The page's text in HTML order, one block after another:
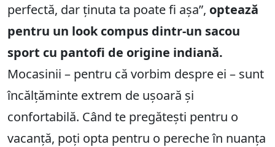
perfectă, dar ținuta ta poate fi așa”, optează
pentru un look compus dintr-un sacou
sport cu pantofi de origine indiană.
Mocasinii – pentru că vorbim despre ei – sunt
încălțăminte extrem de ușoară și
confortabilă. Când te pregătești pentru o
vacanță, poți opta pentru o pereche în nuanța